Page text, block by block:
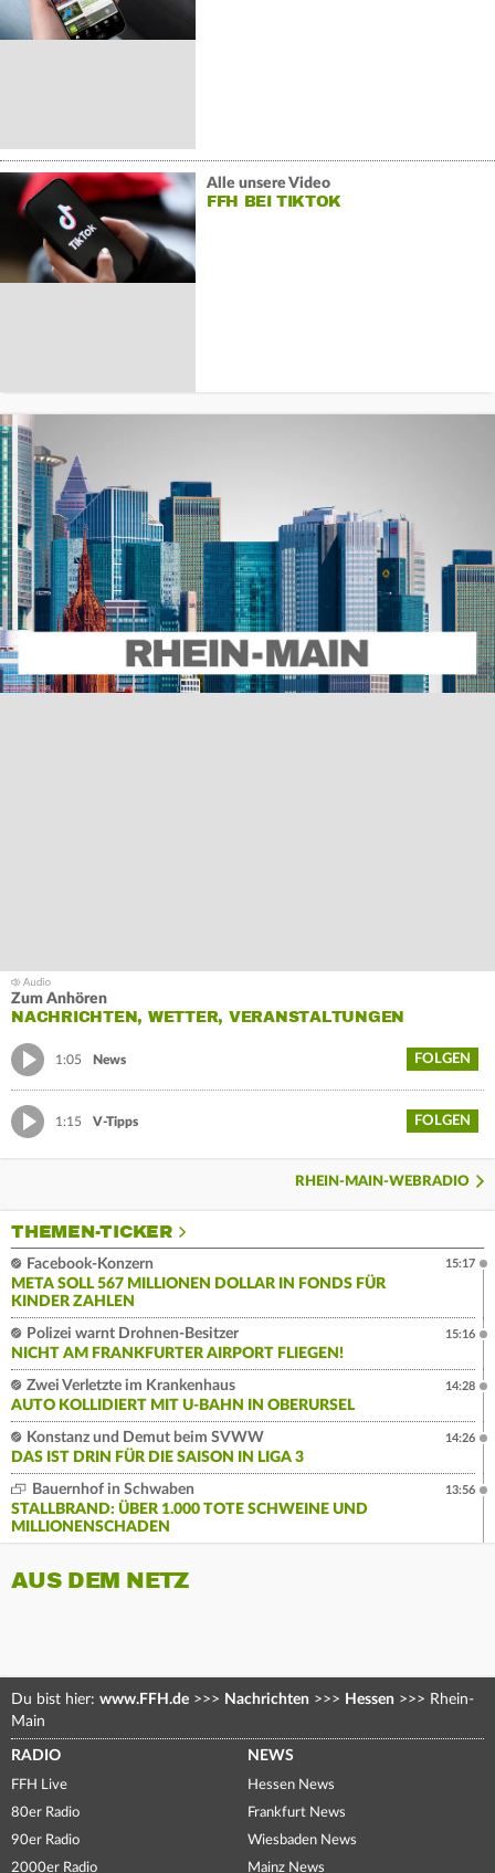
Alle unsere Video
FFH BEI TIKTOK
Zum Anhören
NACHRICHTEN, WETTER, VERANSTALTUNGEN
1:05 News FOLGEN
1:15 V-Tipps FOLGEN
RHEIN-MAIN-WEBRADIO
THEMEN-TICKER
Facebook-Konzern
META SOLL 567 MILLIONEN DOLLAR IN FONDS FÜR
KINDER ZAHLEN
15:17
Polizei warnt Drohnen-Besitzer
NICHT AM FRANKFURTER AIRPORT FLIEGEN!
15:16
Zwei Verletzte im Krankenhaus
AUTO KOLLIDIERT MIT U-BAHN IN OBERURSEL
14:28
Konstanz und Demut beim SVWW
DAS IST DRIN FÜR DIE SAISON IN LIGA 3
14:26
Bauernhof in Schwaben
STALLBRAND: ÜBER 1.000 TOTE SCHWEINE UND
MILLIONENSCHADEN
13:56
AUS DEM NETZ
Du bist hier: www.FFH.de >>> Nachrichten >>> Hessen >>> Rhein-
Main
RADIO
FFH Live
80er Radio
90er Radio
2000er Radio
NEWS
Hessen News
Frankfurt News
Wiesbaden News
Mainz News